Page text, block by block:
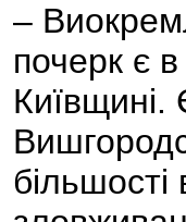
–
почерк є
Київщині.
більшості